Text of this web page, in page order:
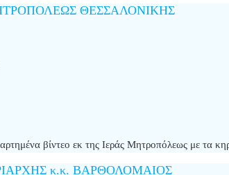
ΘΕΣΣΑΛΟΝΙΚΗΣ
βίντεο εκ της Ιεράς Μητροπόλεως με τα
κ.κ. ΒΑΡΘΟΛΟΜΑΙΟΣ